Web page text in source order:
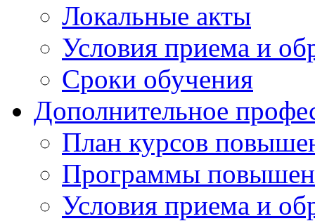
Локальные акты
Условия приема и
Сроки обучения
Дополнительное
План курсов
Программы
Условия приема и